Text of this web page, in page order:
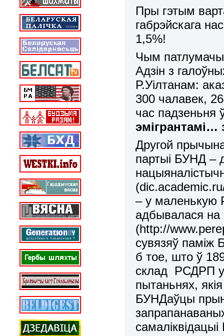
Пры гэтым
габрэйскага
1,5%!
Чым
Адзін з
Р.Уілтанам:
300 чалавек,
час падзеньня
Другой
партыі БУНД –
– у маленькую
адбывалася на
(http://
сувязяў паміж
б тое, што ў
склад РСДРП у
пытаньнях,
БУНДаўцы